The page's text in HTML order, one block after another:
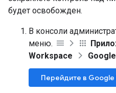
будет освобожден.
В консоли
меню.
Workspace
Перейдите в Google